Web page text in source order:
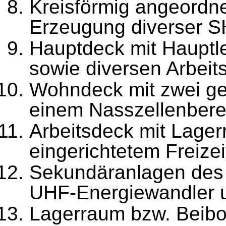
Kreisförmig
Erzeugung diverser
Hauptdeck mit
sowie diversen
Wohndeck mit zwei
einem
Arbeitsdeck mit
eingerichtetem
Sekundäranlagen
UHF-Energiewandler
Lagerraum bzw.